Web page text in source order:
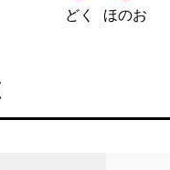
どく ほのお